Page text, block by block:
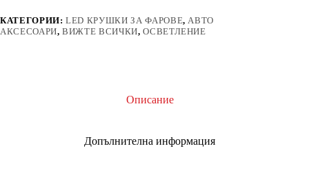
80w
2бр/
КАТЕГОРИИ:LED КРУШКИ ЗА ФАРОВЕ, АВТО
АКСЕСОАРИ,ВИЖТЕ ВСИЧКИ,ОСВЕТЛЕНИЕ
Описание
Допълнителна информация